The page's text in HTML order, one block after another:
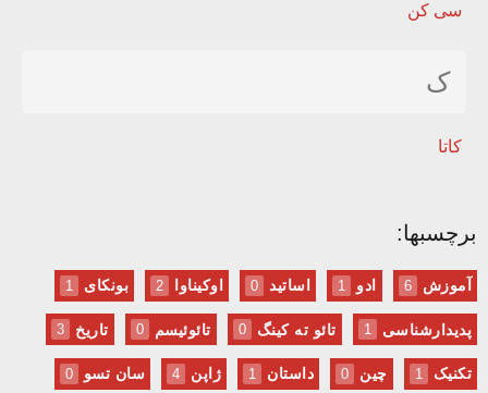
سی کن
ک
کاتا
برچسبها:
آموزش 6 ادو 1 اساتید 0 اوکیناوا 2 بونکای 1
پدیدارشناسی 1 تائو ته کینگ 0 تائوئیسم 0 تاریخ 3
تکنیک 1 چین 0 داستان 1 ژاپن 4 سان تسو 0